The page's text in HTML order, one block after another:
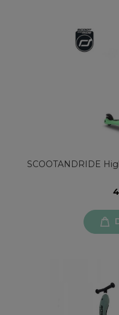
SCOOTANDRIDE